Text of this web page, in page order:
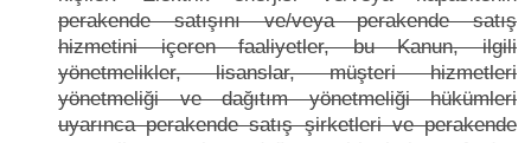
perakende satışını ve/veya perakende satış
hizmetini içeren faaliyetler, bu Kanun, ilgili
yönetmelikler, lisanslar, müşteri hizmetleri
yönetmeliği ve dağıtım yönetmeliği hükümleri
uyarınca perakende satış şirketleri ve perakende